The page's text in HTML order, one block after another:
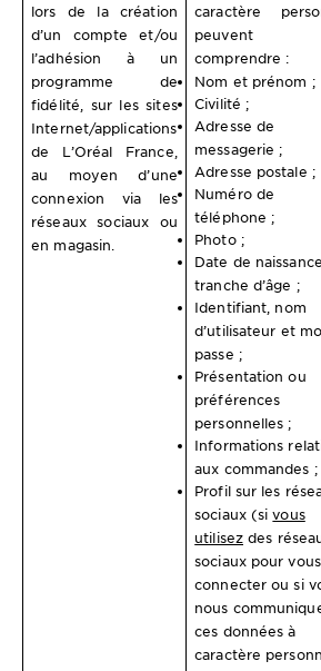
lors de la création
d’un compte et/ou
l’adhésion à un
programme de
fidélité, sur les sites
Internet/applications
de L’Oréal France,
au moyen d’une
connexion via les
réseaux sociaux ou
en magasin.
caractère
peuvent
comprendre :
Nom et prénom ;
Civilité ;
Adresse de
messagerie ;
Adresse postale ;
Numéro de
téléphone ;
Photo ;
Date de
tranche d’âge ;
Identifiant, nom
d’utilisateur et
passe ;
Présentation ou
préférences
personnelles ;
Informations
aux commandes ;
Profil sur les
sociaux (sivous
utilisez des
sociaux pour vous
connecter ou si
nous
ces données à
caractère